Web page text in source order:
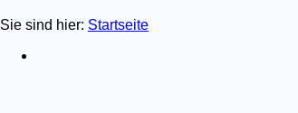
Sie sind hier: Startseite